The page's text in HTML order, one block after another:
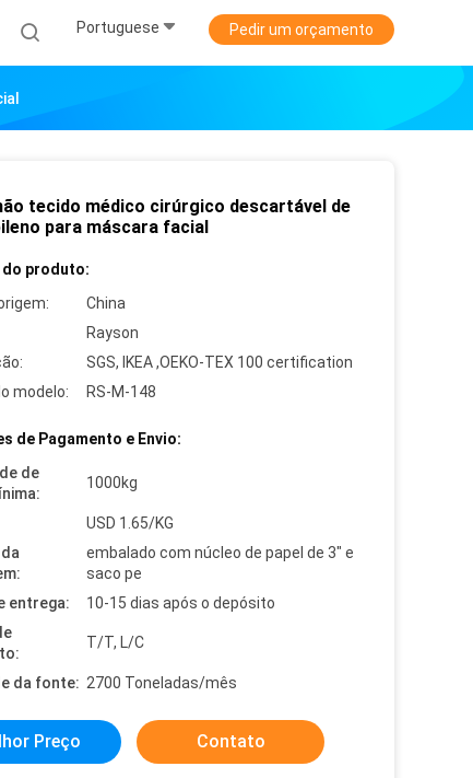
Portuguese Pedir um orçamento
tecido médico cirúrgico descartável de
para máscara facial
do produto:
China
Rayson
SGS, IKEA ,OEKO-TEX 100 certification
modelo:
RS-M-148
de Pagamento e Envio:
de
1000kg
USD 1.65/KG
embalado com núcleo de papel de 3" e
saco pe
entrega:
10-15 dias após o depósito
T/T, L/C
da fonte: 2700 Toneladas/mês
Preço Contato